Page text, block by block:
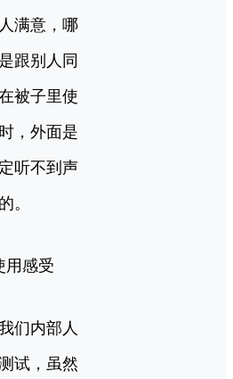
满意，哪
跟别人同
被子里使
，外面是
听不到声
。
用感受
们内部人
试，虽然